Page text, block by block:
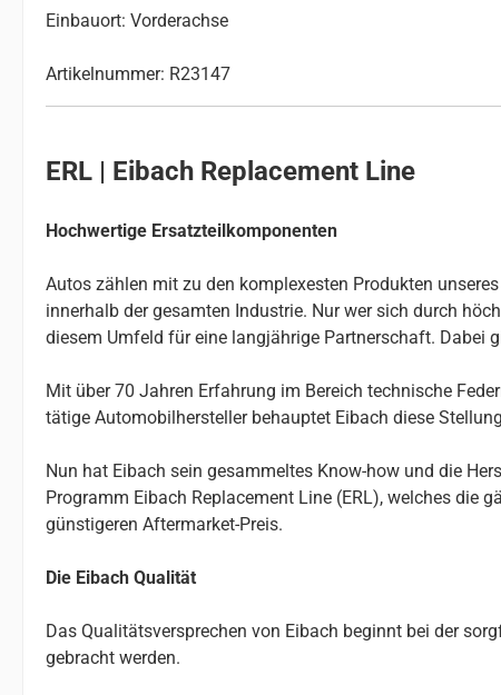
Einbauort: Vorderachse
Artikelnummer: R23147
ERL | Eibach Replacement Line
Hochwertige Ersatzteilkomponenten
Autos zählen mit zu den komplexesten Produkten
innerhalb der gesamten Industrie. Nur wer sich durch
diesem Umfeld für eine langjährige Partnerschaft. Dabei
Mit über 70 Jahren Erfahrung im Bereich technische
tätige Automobilhersteller behauptet Eibach diese
Nun hat Eibach sein gesammeltes Know-how und die
Programm Eibach Replacement Line (ERL), welches die
günstigeren Aftermarket-Preis.
Die Eibach Qualität
Das Qualitätsversprechen von Eibach beginnt bei der
gebracht werden.